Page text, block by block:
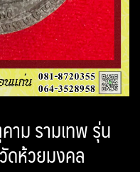
าม รามเทพ รุ่น
ดห้วยมงคล